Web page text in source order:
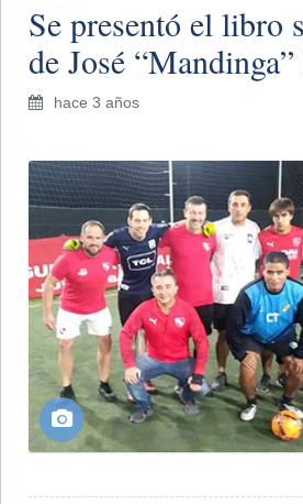
​Se presentó el libro
de José
hace 3 años